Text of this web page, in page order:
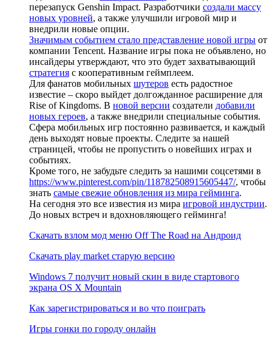
перезапуск Genshin Impact. Разработчики создали массу
новых уровней, а также улучшили игровой мир и
внедрили новые опции.
Значимым событием стало представление новой игры от
компании Tencent. Название игры пока не объявлено, но
инсайдеры утверждают, что это будет захватывающий
стратегия с кооперативным геймплеем.
Для фанатов мобильных шутеров есть радостное
известие – скоро выйдет долгожданное расширение для
Rise of Kingdoms. В новой версии создатели добавили
новых героев, а также внедрили специальные события.
Сфера мобильных игр постоянно развивается, и каждый
день выходят новые проекты. Следите за нашей
страницей, чтобы не пропустить о новейших играх и
событиях.
Кроме того, не забудьте следить за нашими соцсетями в
https://www.pinterest.com/pin/118782508915605447/, чтобы
знать самые свежие обновления из мира гейминга.
На сегодня это все известия из мира игровой индустрии.
До новых встреч и вдохновляющего гейминга!
Скачать взлом мод меню Off The Road на Андроид
Скачать play market старую версию
Windows 7 получит новый скин в виде стартового
экрана OS X Mountain
Как зарегистрироваться и во что поиграть
Игры гонки по городу онлайн